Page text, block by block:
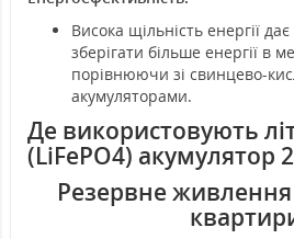
Висока щільність енергії дає
зберігати більше енергії в
порівнюючи зі свинцево-
акумуляторами.
Де використовують
(LiFePO4) акумулятор
Резервне